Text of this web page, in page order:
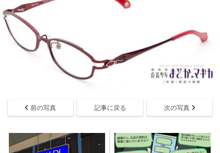
前の写真 記事に戻る 次の写真